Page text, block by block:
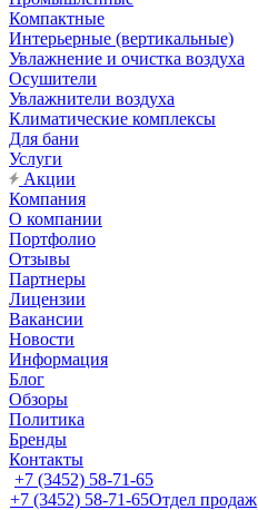
Компактные
Интерьерные (вертикальные)
Увлажнение и очистка воздуха
Осушители
Увлажнители воздуха
Климатические комплексы
Для бани
Услуги
Акции
Компания
О компании
Портфолио
Отзывы
Партнеры
Лицензии
Вакансии
Новости
Информация
Блог
Обзоры
Политика
Бренды
Контакты
+7 (3452) 58-71-65
+7 (3452) 58-71-65Отдел продаж